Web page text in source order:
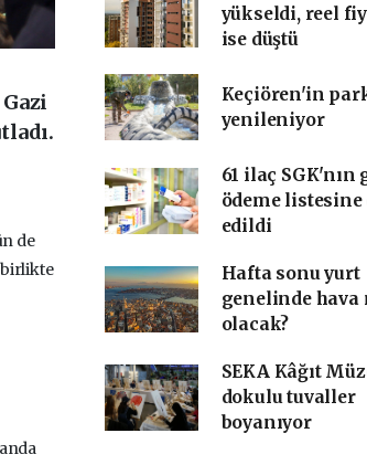
de
birlikte
yükseldi, reel
ise düştü
Keçiören'in
yenileniyor
61 ilaç SGK'nın
ödeme
edildi
Hafta sonu yurt
genelinde hava
olacak?
SEKA Kâğıt
dokulu tuvaller
boyanıyor